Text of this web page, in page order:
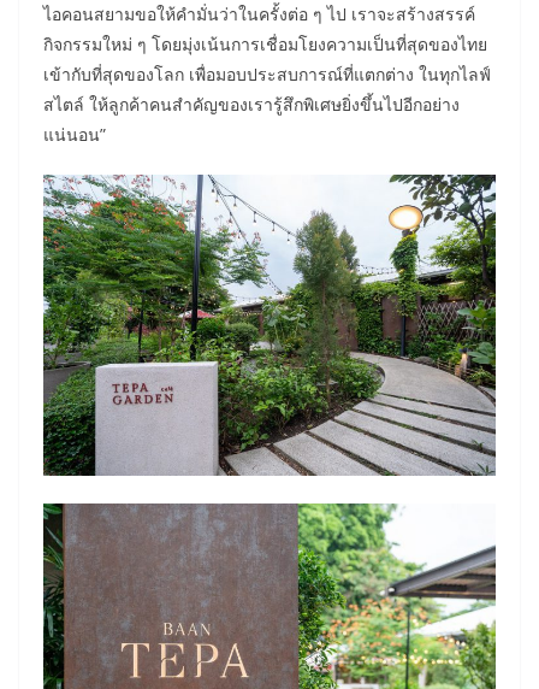
ไอคอนสยามขอให้คำมั่นว่าในครั้งต่อ ๆ ไป เราจะสร้างสรรค์
กิจกรรมใหม่ ๆ โดยมุ่งเน้นการเชื่อมโยงความเป็นที่สุดของไทย
เข้ากับที่สุดของโลก เพื่อมอบประสบการณ์ที่แตกต่าง ในทุกไลฟ์
สไตล์ ให้ลูกค้าคนสำคัญของเรารู้สึกพิเศษยิ่งขึ้นไปอีกอย่าง
แน่นอน”